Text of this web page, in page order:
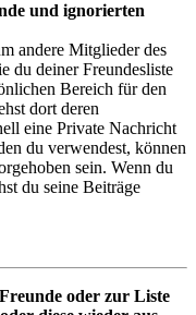
und ignorierten
andere Mitglieder des
du deiner Freundesliste
Bereich für den
dort deren
eine Private Nachricht
du verwendest, können
sein. Wenn du
du seine Beiträge
oder zur Liste